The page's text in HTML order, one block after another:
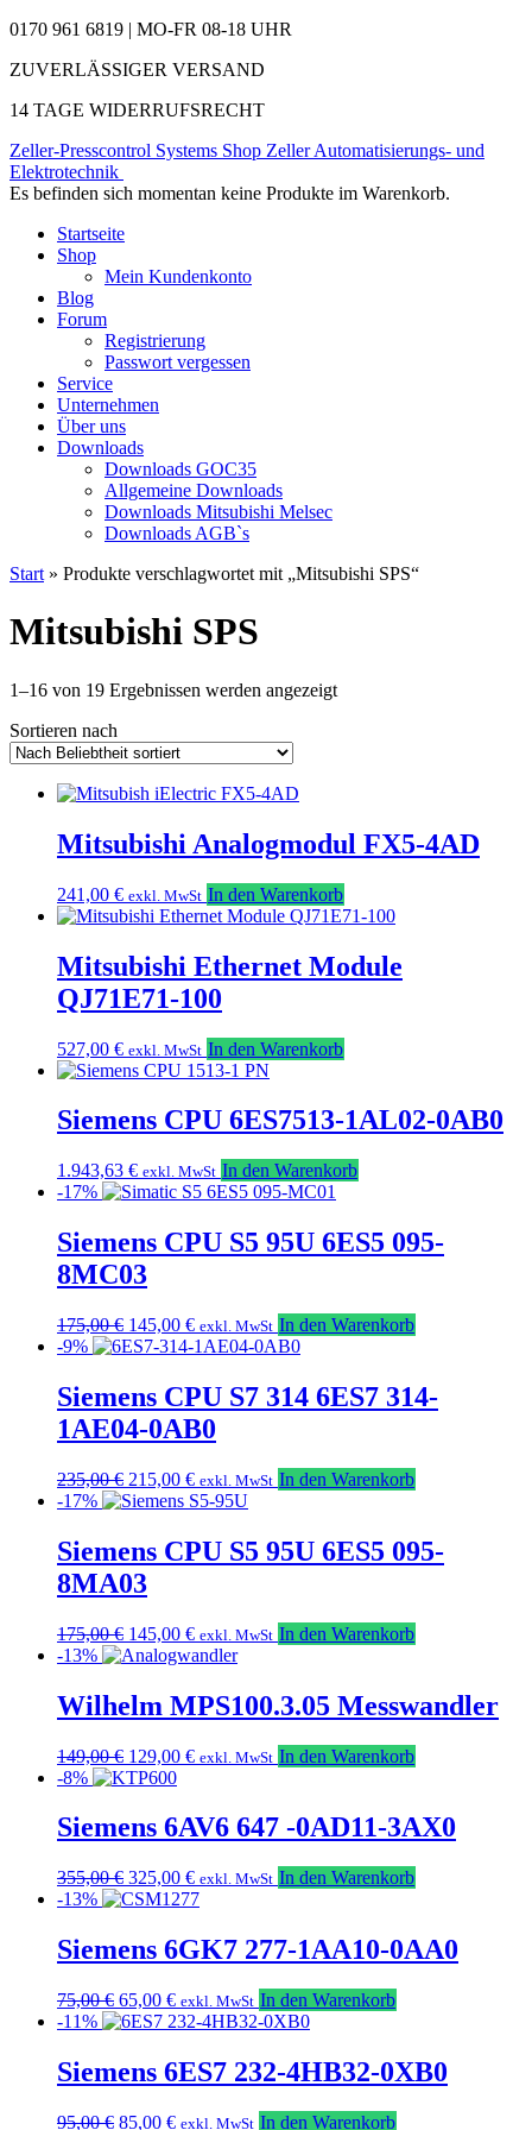
0170 961 6819 | MO-FR 08-18 UHR
ZUVERLÄSSIGER VERSAND
14 TAGE WIDERRUFSRECHT
Zeller-Presscontrol Systems Shop Zeller Automatisierungs- und
Elektrotechnik
Es befinden sich momentan keine Produkte im Warenkorb.
Startseite
Shop
Mein Kundenkonto
Blog
Forum
Registrierung
Passwort vergessen
Service
Unternehmen
Über uns
Downloads
Downloads GOC35
Allgemeine Downloads
Downloads Mitsubishi Melsec
Downloads AGB`s
Start » Produkte verschlagwortet mit „Mitsubishi SPS“
Mitsubishi SPS
1–16 von 19 Ergebnissen werden angezeigtNach
Sortieren nach
Mitsubishi Analogmodul FX5-4AD
241,00 € exkl. MwSt In den Warenkorb
Mitsubishi Ethernet Module
QJ71E71-100
527,00 € exkl. MwSt In den Warenkorb
Siemens CPU 6ES7513-1AL02-0AB0
1.943,63 € exkl. MwSt In den Warenkorb
-17%
Siemens CPU S5 95U 6ES5 095-
8MC03
175,00€ Ursprünglicher
Preis
175,00 €
145,00 €Aktueller
Preis
145,00 €.
exkl. MwSt In den Warenkorb
-9%
Siemens CPU S7 314 6ES7 314-
1AE04-0AB0
235,00€ Ursprünglicher
Preis
235,00 €
215,00 €Aktueller
Preis
215,00 €.
exkl. MwSt In den Warenkorb
-17%
Siemens CPU S5 95U 6ES5 095-
8MA03
175,00€ Ursprünglicher
Preis
175,00 €
145,00 €Aktueller
Preis
145,00 €.
exkl. MwSt In den Warenkorb
-13%
Wilhelm MPS100.3.05 Messwandler
149,00€ Ursprünglicher
Preis
149,00 €
129,00 €Aktueller
129,00 €.
exkl. MwSt In den Warenkorb
-8%
Siemens 6AV6 647 -0AD11-3AX0
355,00€ Ursprünglicher
Preis
355,00 €
325,00 €Aktueller
Preis
325,00 €.
exkl. MwSt In den Warenkorb
-13%
Siemens 6GK7 277-1AA10-0AA0
75,00€ Ursprünglicher
Preis
75,00 €
65,00 €Aktueller
Preis
65,00 €.
exkl. MwSt In den Warenkorb
-11%
Siemens 6ES7 232-4HB32-0XB0
95,00€ Ursprünglicher
85,00 €Aktueller
exkl. MwSt In den Warenkorb